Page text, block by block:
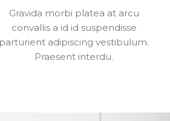
Gravida morbi platea at arcu
convallis a id id suspendisse
adipiscing vestibulum.
Praesent interdu.